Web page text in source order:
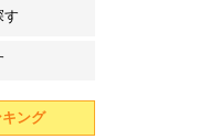
す
ング